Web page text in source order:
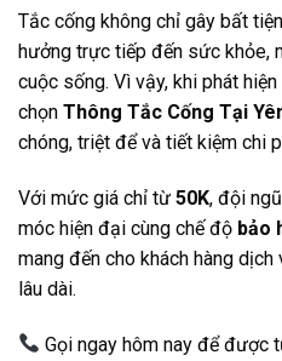
Tắc cống không chỉ gây bất
hưởng trực tiếp đến sức khỏe,
cuộc sống. Vì vậy, khi phát
chọn Thông Tắc Cống Tại
chóng, triệt để và tiết kiệm chi
Với mức giá chỉ từ 50K, đội
móc hiện đại cùng chế độ bảo
mang đến cho khách hàng
lâu dài.
Gọi ngay hôm nay để được